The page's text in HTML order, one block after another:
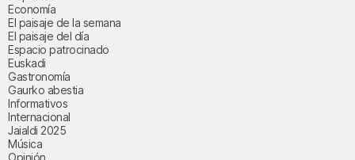
Economía
El paisaje de la semana
El paisaje del día
Espacio patrocinado
Euskadi
Gastronomía
Gaurko abestia
Informativos
Internacional
Jaialdi 2025
Música
Opinión